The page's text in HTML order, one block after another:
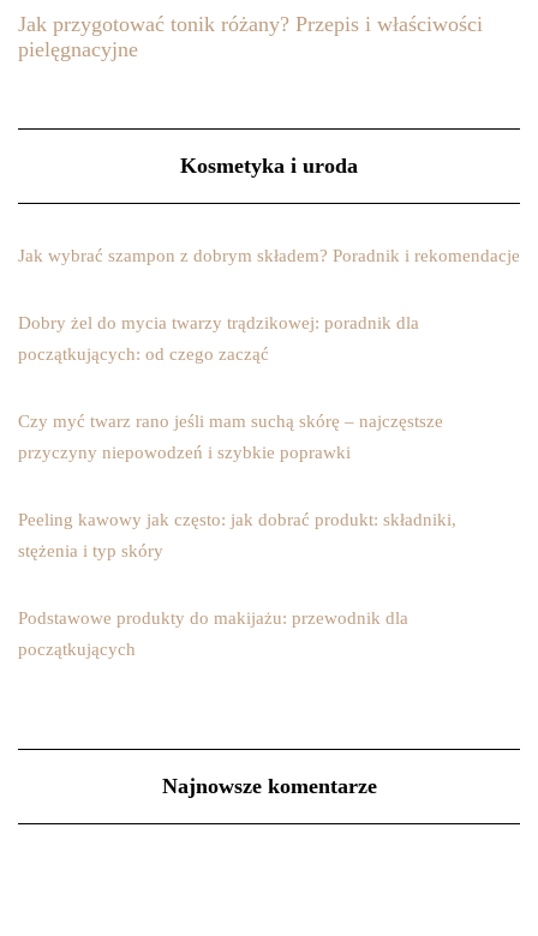
Jak przygotować tonik różany? Przepis i właściwości
pielęgnacyjne
Kosmetyka i uroda
Jak wybrać szampon z dobrym składem? Poradnik i rekomendacje
Dobry żel do mycia twarzy trądzikowej: poradnik dla
początkujących: od czego zacząć
Czy myć twarz rano jeśli mam suchą skórę – najczęstsze
przyczyny niepowodzeń i szybkie poprawki
Peeling kawowy jak często: jak dobrać produkt: składniki,
stężenia i typ skóry
Podstawowe produkty do makijażu: przewodnik dla
początkujących
Najnowsze komentarze